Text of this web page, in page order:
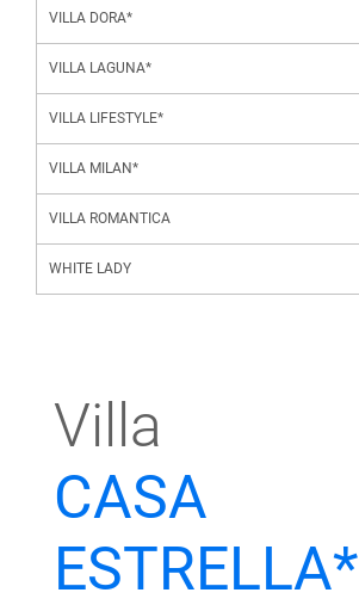
VILLA DORA*
VILLA LAGUNA*
VILLA LIFESTYLE*
VILLA MILAN*
VILLA ROMANTICA
WHITE LADY
Villa
CASA
ESTRELLA*